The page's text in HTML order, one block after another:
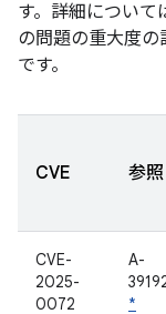
す。詳細について
の問題の重大度
です。
CVE 参照
CVE-
2025-
0072
A-
*